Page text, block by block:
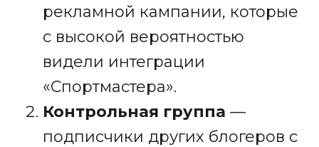
рекламной кампании, которые
с высокой вероятностью
видели интеграции
«Спортмастера».
Контрольная группа —
подписчики других блогеров с